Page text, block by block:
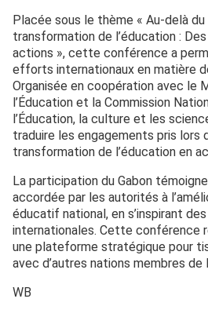
Placée sous le thème « Au-delà
transformation de l’éducation :
actions », cette conférence a
efforts internationaux en matière
Organisée en coopération avec le
l’Éducation et la Commission
l’Éducation, la culture et les
traduire les engagements pris lors
transformation de l’éducation en
La participation du Gabon
accordée par les autorités à
éducatif national, en s’inspirant
internationales. Cette conférence
une plateforme stratégique pour
avec d’autres nations membres de
WB